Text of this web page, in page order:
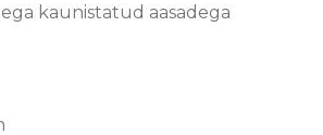
kaunistatud aasadega